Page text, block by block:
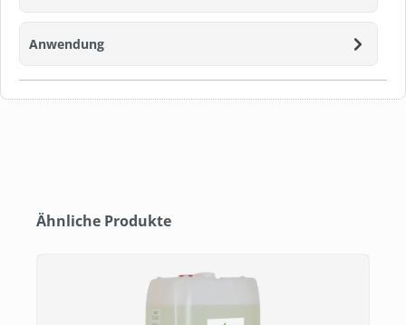
Anwendung
Produktgalerie überspringen
Ähnliche Produkte